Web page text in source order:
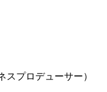
プロデューサー）